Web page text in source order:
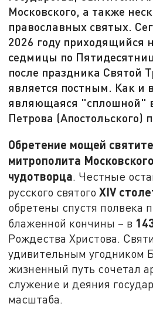
Московского, а также
православных святых.
2026 году приходящийся
седмицы по
после праздника Святой
является постным. Как и
являющаяся "сплошной"
Петрова (Апостольского)
Обретение мощей
митрополита
чудотворца. Честные
русского святогоXIV
обретены спустя полвека
блаженной кончины – в
Рождества Христова.
удивительным угодником
жизненный путь сочетал
служение и деяния
масштаба.